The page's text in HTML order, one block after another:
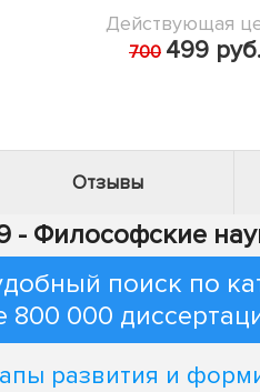
Действующая
700 499 руб.
Отзывы
- Философские
поиск по
800 000
развития и